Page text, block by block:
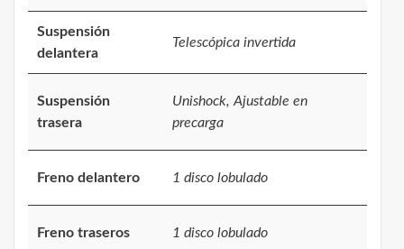
Suspensión
delantera
Telescópica invertida
Suspensión
trasera
Unishock, Ajustable en
precarga
Freno delantero 1 disco lobulado
Freno traseros 1 disco lobulado